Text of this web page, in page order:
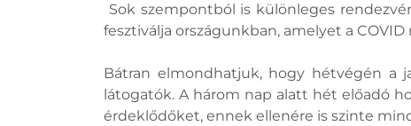
Sok szempontból is különleges
fesztiválja országunkban, amelyet a
Bátran elmondhatjuk, hogy hétvégén a
látogatók. A három nap alatt hét előadó
érdeklődőket, ennek ellenére is szinte